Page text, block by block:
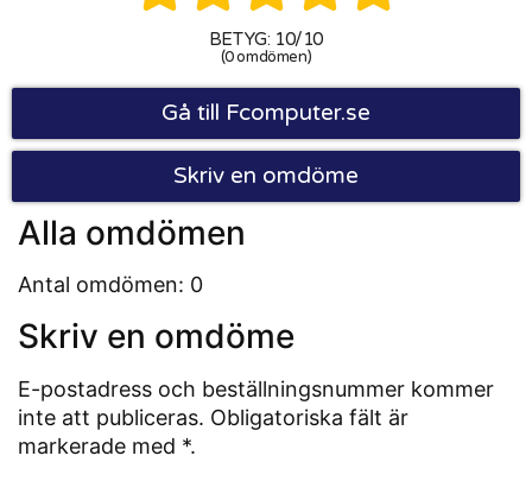
BETYG: 10/10
(0 omdömen)
Gå till Fcomputer.se
Skriv en omdöme
Alla omdömen
Antal omdömen: 0
Skriv en omdöme
E-postadress och beställningsnummer kommer
inte att publiceras. Obligatoriska fält är
markerade med *.